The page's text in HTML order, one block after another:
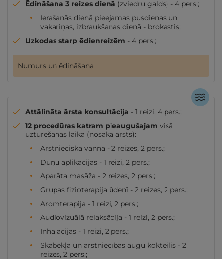
Ēdināšana 3 reizes dienā (zviedru galds) - 4 pers.;
Ierašanās dienā pieejamas pusdienas un
vakariņas, izbraukšanas dienā - brokastis;
Uzkodas starp ēdienreizēm - 4 pers.;
Numurs un ēdināšana
Attālināta ārsta konsultācija - 1 reizi, 4 pers.;
12 procedūras katram pieaugušajam visā
uzturēšanās laikā (nosaka ārsts):
Ārstnieciskā vanna - 2 reizes, 2 pers.;
Dūņu aplikācijas - 1 reizi, 2 pers.;
Aparāta masāža - 2 reizes, 2 pers.;
Grupas fizioterapija ūdenī - 2 reizes, 2 pers.;
Aromterapija - 1 reizi, 2 pers.;
Audiovizuālā relaksācija - 1 reizi, 2 pers.;
Inhalācijas - 1 reizi, 2 pers.;
Skābekļa un ārstniecības augu kokteilis - 2
reizes, 2 pers.;